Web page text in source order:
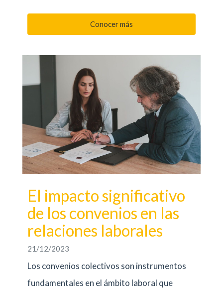
Conocer más
El impacto significativo
de los convenios en las
relaciones laborales
21/12/2023
Los convenios colectivos son instrumentos
fundamentales en el ámbito laboral que